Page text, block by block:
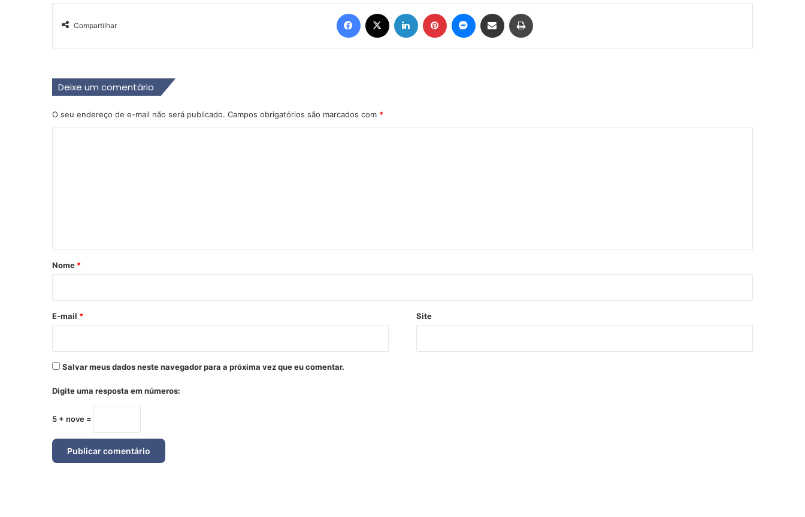
Compartilhar
Deixe um comentário
O seu endereço de e-mail não será publicado. Campos obrigatórios são marcados com *
r
*
Nome *
E-mail * Site
Salvar meus dados neste navegador para a próxima vez que eu comentar.
Digite uma resposta em números:
5 + nove =